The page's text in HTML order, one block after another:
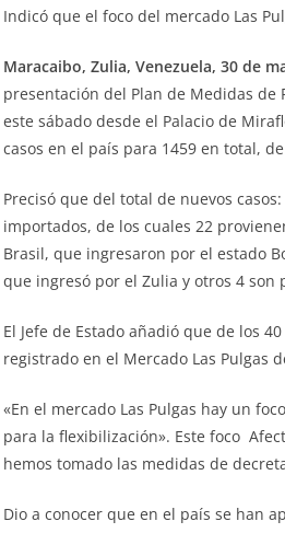
Indicó que el foco del mercado Las
Maracaibo, Zulia, Venezuela, 30 de
presentación del Plan de Medidas
este sábado desde el Palacio de
casos en el país para 1459 en total,
Precisó que del total de nuevos
importados, de los cuales 22
Brasil, que ingresaron por el estado
que ingresó por el Zulia y otros 4 son
El Jefe de Estado añadió que de los
registrado en el Mercado Las Pulgas
«En el mercado Las Pulgas hay un
para la flexibilización». Este foco
hemos tomado las medidas de
Dio a conocer que en el país se han